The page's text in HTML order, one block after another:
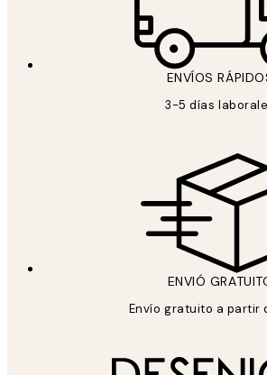
ENVÍOS
3-5 días
ENVIÓ
Envío gratuito a partir